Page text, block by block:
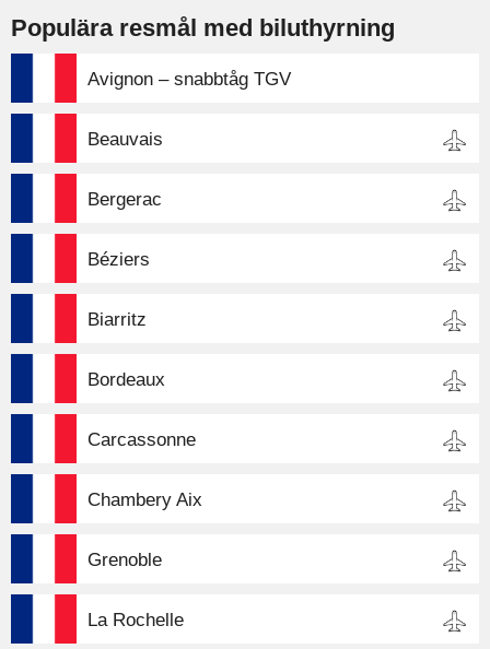
Populära resmål med biluthyrning
Avignon – snabbtåg TGV
Beauvais
Bergerac
Béziers
Biarritz
Bordeaux
Carcassonne
Chambery Aix
Grenoble
La Rochelle